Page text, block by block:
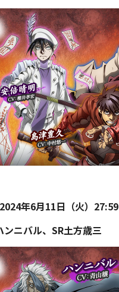
年6月11日（火）27:59
ニバル、SR土方歳三